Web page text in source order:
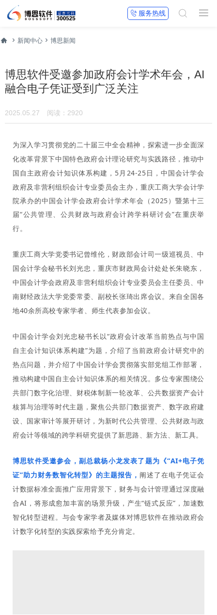

 服务热线 
  新闻中心  博思新闻
博思软件受邀参加政府会计学术年会，AI
融合电子凭证受到广泛关注
2025.05.27 阅读：2920
为深入学习贯彻党的二十届三中全会精神，探索进一步全面深
化改革背景下中国特色政府会计理论研究与实践路径，推动中
国自主政府会计知识体系构建， 5月24-25日，中国会计学会
政府及非营利组织会计专业委员会主办，重庆工商大学会计学
院承办的中国会计学会政府会计学术年会（2025）暨第十三
届“公共管理、公共财政与政府会计跨学科研讨会”在重庆举
行。
重庆工商大学党委书记曾维伦，财政部会计司一级巡视员、中
国会计学会秘书长刘光忠，重庆市财政局会计处处长朱晓东，
中国会计学会政府及非营利组织会计专业委员会主任委员、中
南财经政法大学党委常委、副校长张琦出席会议。来自全国各
地40余所高校专家学者、师生代表参加会议。
中国会计学会刘光忠秘书长以“政府会计改革当前热点与中国
自主会计知识体系构建”为题，介绍了当前政府会计研究中的
热点问题，并介绍了中国会计学会贯彻落实部党组工作部署，
推动构建中国自主会计知识体系的相关情况。 多位专家围绕公
共部门数字化治理、财税体制新一轮改革、公共数据资产会计
核算与治理等时代主题，聚焦公共部门数据资产、数字政府建
设、国家审计等展开研讨，为新时代公共管理、公共财政与政
府会计等领域的跨学科研究提供了新思路、新方法、新工具。
博思软件受邀参会，副总裁杨小龙发表了题为《“AI+电子凭
证”助力财务数智化转型》的主题报告， 阐述了在电子凭证会
计数据标准全面推广应用背景下，财务与会计管理通过深度融
合AI，将形成愈加丰富的场景升级，产生“链式反应”，加速数
智化转型进程。与会专家学者及媒体对博思软件在推动政府会
计数字化转型的实践探索给予充分肯定。